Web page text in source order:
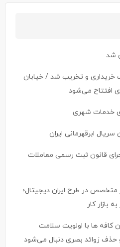
شد
خریداری و تخریب شد / خیابان
خدمات شهری
ابرقهرمانی ایران
قانون ثبت رسمی معاملات
هدف‌گذاری ۵۰۰ هزار متخصص در طرح ایران دیجیتال؛
کافه ها با اولویت سلامت
حذف زوائد بصری دنبال می‌شود